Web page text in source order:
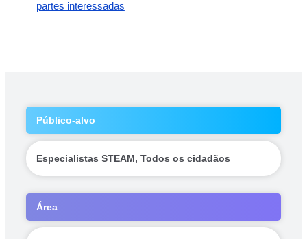
partes interessadas
Público-alvo
Especialistas STEAM, Todos os cidadãos
Área